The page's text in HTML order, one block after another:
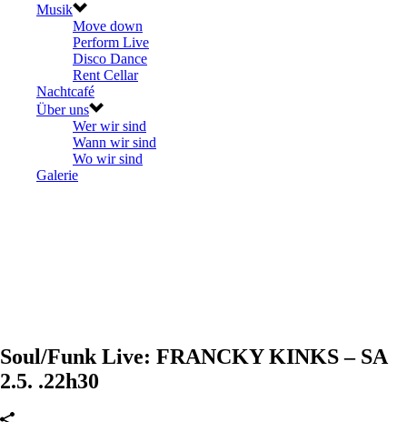
Musik
Move down
Perform Live
Disco Dance
Rent Cellar
Nachtcafé
Über uns
Wer wir sind
Wann wir sind
Wo wir sind
Galerie
Soul/Funk Live: FRANCKY KINKS – SA
2.5. .22h30